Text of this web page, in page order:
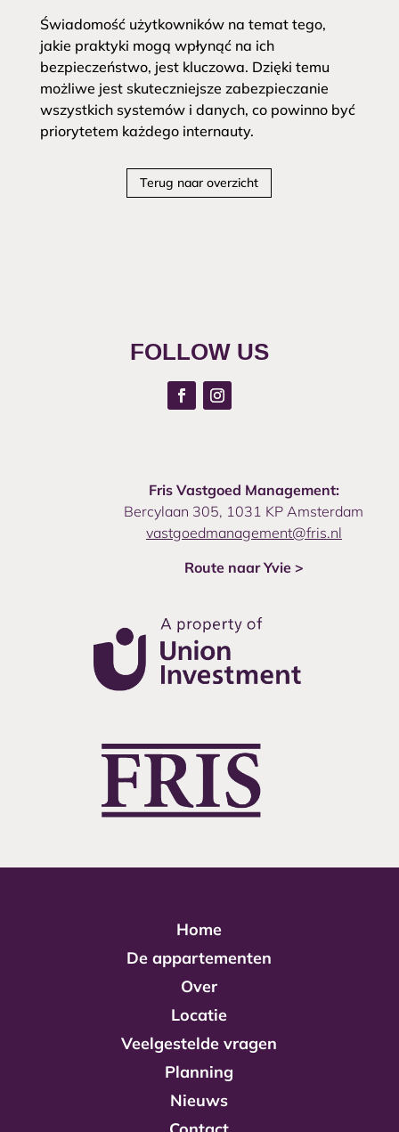
Świadomość użytkowników na temat tego,
jakie praktyki mogą wpłynąć na ich
bezpieczeństwo, jest kluczowa. Dzięki temu
możliwe jest skuteczniejsze zabezpieczanie
wszystkich systemów i danych, co powinno być
priorytetem każdego internauty.
Terug naar overzicht
FOLLOW US
Fris Vastgoed Management:
Bercylaan 305, 1031 KP Amsterdam
vastgoedmanagement@fris.nl
Route naar Yvie >
Home
De appartementen
Over
Locatie
Veelgestelde vragen
Planning
Nieuws